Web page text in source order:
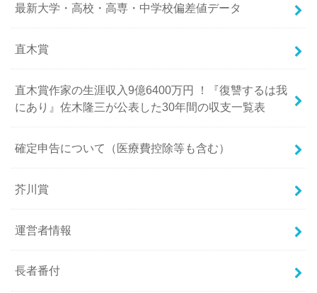
最新大学・高校・高専・中学校偏差値データ
直木賞
直木賞作家の生涯収入9億6400万円 ！『復讐するは我
にあり』佐木隆三が公表した30年間の収支一覧表
確定申告について（医療費控除等も含む）
芥川賞
運営者情報
長者番付